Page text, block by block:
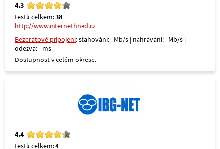
4.3
testů celkem:38
http://www.internethned.cz
Bezdrátové připojení: stahování: - Mb/s | nahrávání: - Mb/s |
odezva: - ms
Dostupnost v celém okrese.
4.4
testů celkem:4